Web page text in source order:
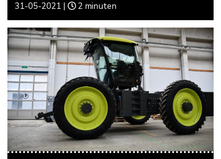
31-05-2021 | 2 minuten